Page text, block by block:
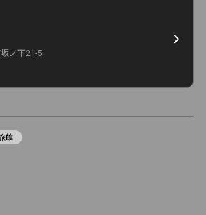
ノ下21-5
館